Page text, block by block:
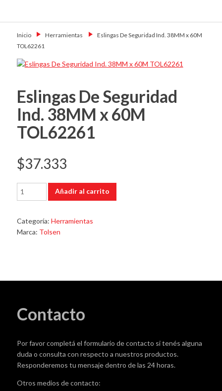
Motoshop
Ezeiza
Inicio→ Herramientas →
Eslingas De Seguridad Ind. 38MM x 60M
TOL62261
Eslingas De Seguridad
Ind. 38MM x 60M
TOL62261
$37.333
Eslingas
De
Ind.
38MM
Añadir al carrito
Categoría: Herramientas
Marca: Tolsen
Contacto
Por favor completá el formulario de contacto si tenés alguna
duda o consulta con respecto a nuestros productos.
Responderemos tu mensaje dentro de las 24 horas.
Otros medios de contacto: